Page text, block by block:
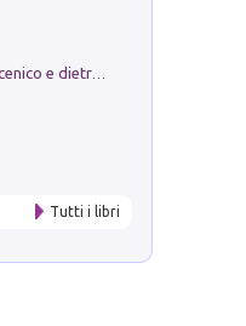
Tutti i libri